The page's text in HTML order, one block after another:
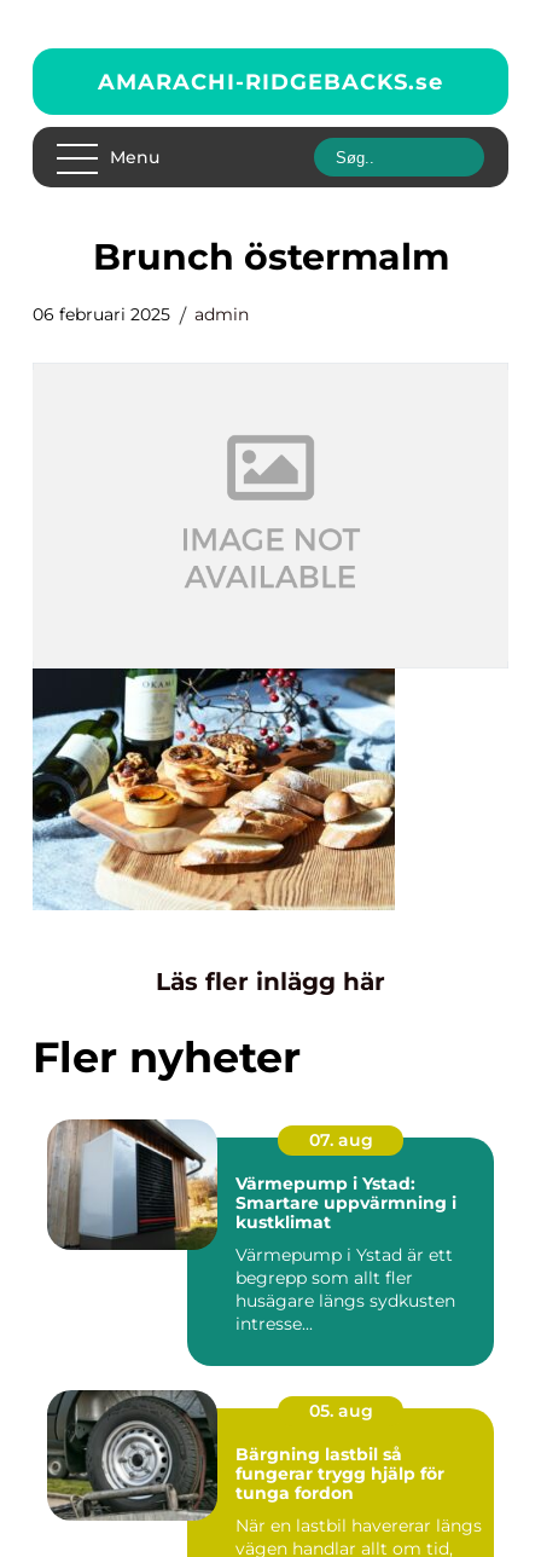
AMARACHI-RIDGEBACKS.se
Menu
brunch östermalm
06 februari 2025 admin
Läs fler inlägg här
Fler nyheter
07. aug
Värmepump i Ystad:
Smartare uppvärmning i
kustklimat
Värmepump i Ystad är ett
begrepp som allt fler
husägare längs sydkusten
intresse...
05. aug
Bärgning lastbil så
fungerar trygg hjälp för
tunga fordon
När en lastbil havererar längs
vägen handlar allt om tid,